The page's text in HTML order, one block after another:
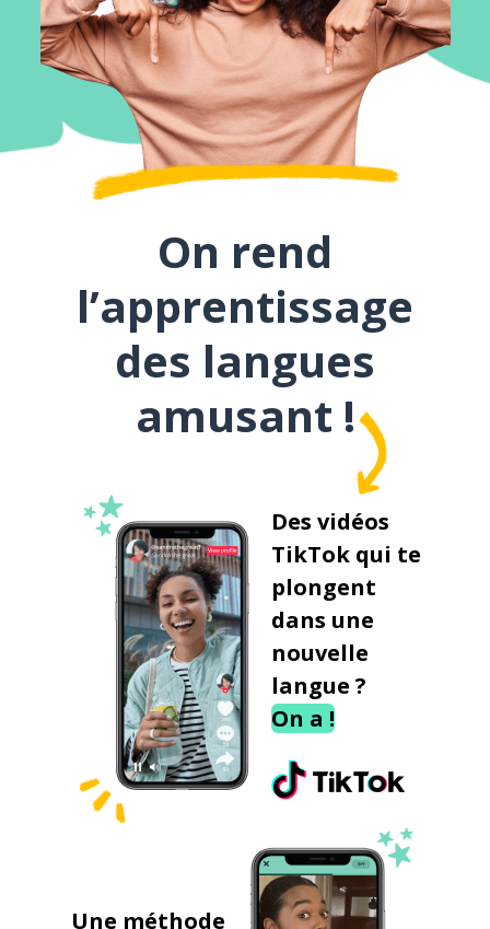
On rend
l’apprentissage
des langues
amusant !
Des vidéos
TikTok qui te
plongent
dans une
nouvelle
langue ?
On a !
Une méthode